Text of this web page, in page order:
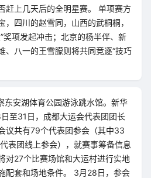
赶上几天后的全明星赛。 单项赛方
四川的赵雪同，山西的武桐桐，
奖项发起冲击；北京的杨半伴、新
、八一的王雪朦则将共同竞逐“技巧
东安湖体育公园游泳跳水馆。新华
至31日，成都大运会代表团团长
议共有79个代表团参会（其中33
表团线上参会），就赛事筹备信息
对27个比赛场馆和大运村进行实地
配套和场地条件。 3月28日，参会